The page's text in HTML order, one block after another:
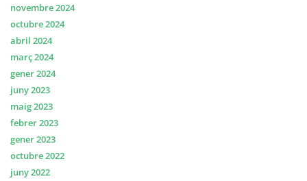
novembre 2024
octubre 2024
abril 2024
març 2024
gener 2024
juny 2023
maig 2023
febrer 2023
gener 2023
octubre 2022
juny 2022